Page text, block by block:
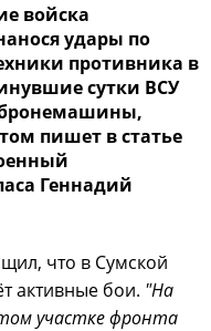
войска
удары по
противника в
сутки ВСУ
бронемашины,
пишет в статье
Геннадий
что в Сумской
активные бои. "На
участке фронта